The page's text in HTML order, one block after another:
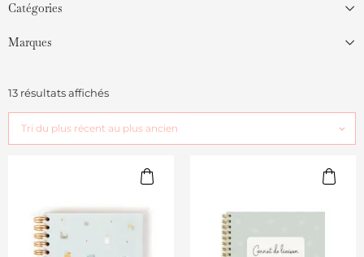
Catégories
Marques
13 résultats affichés